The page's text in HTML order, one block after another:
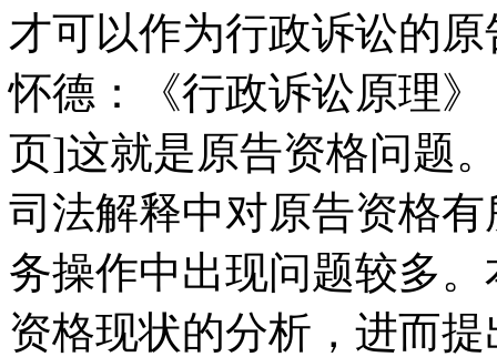
才可以作为行政诉讼的
怀德：《行政诉讼原理
页]这就是原告资格问题
司法解释中对原告资格
务操作中出现问题较多
资格现状的分析，进而